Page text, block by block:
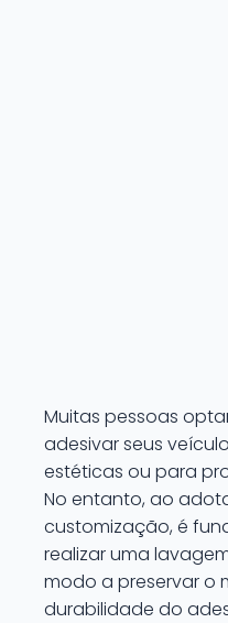
Muitas pessoas
adesivar seus
estéticas ou para
No entanto, ao
customização, é
realizar uma
modo a preservar o
durabilidade do